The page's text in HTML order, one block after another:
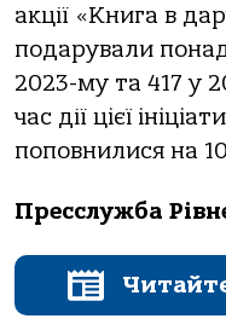
акції «Книга в
подарували
2023-му та 417 у
час дії цієї
поповнилися на
Пресслужба